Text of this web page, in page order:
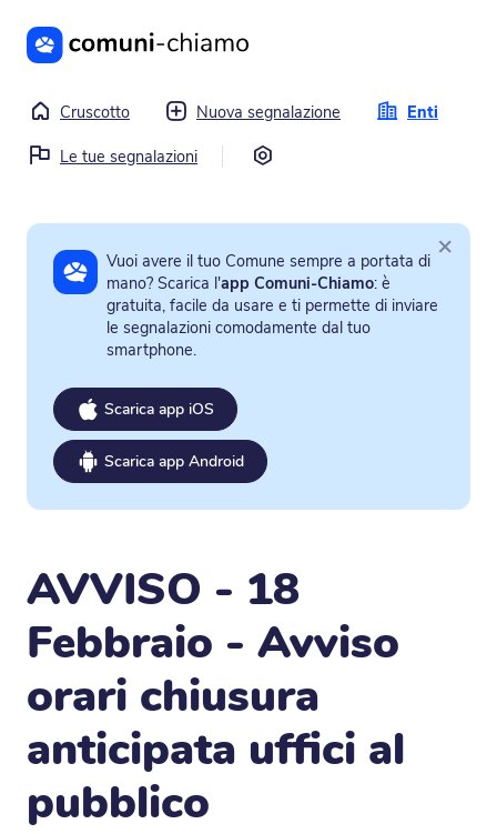
Vai al contenuto principale
Cruscotto Nuova segnalazione
Enti
Le tue segnalazioni
Vuoi avere il tuo Comune sempre a portata di
mano? Scarica l'app Comuni-Chiamo: è
gratuita, facile da usare e ti permette di inviare
le segnalazioni comodamente dal tuo
smartphone.
Scarica app iOS
Scarica app Android
×
AVVISO - 18
Febbraio - Avviso
orari chiusura
anticipata uffici al
pubblico